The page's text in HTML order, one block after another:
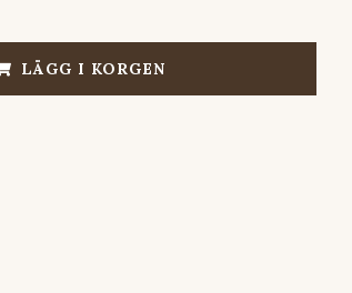
LÄGG I KORGEN